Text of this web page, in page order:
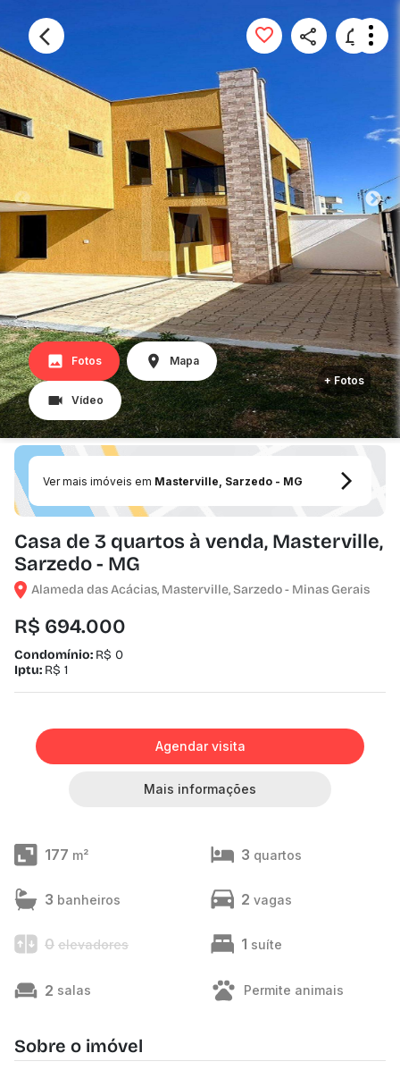
Fotos Mapa
Vídeo
+ Fotos
Ver mais imóveis em Masterville, Sarzedo - MG
Casa de 3 quartos à venda, Masterville,
Sarzedo - MG
Alameda das Acácias, Masterville, Sarzedo - Minas Gerais
R$ 694.000
Condomínio: R$ 0
Iptu: R$ 1
Agendar visita
Mais informações
177 m² 3 quartos
3 banheiros 2 vagas
0 elevadores 1 suíte
2 salas Permite animais
Sobre o imóvel